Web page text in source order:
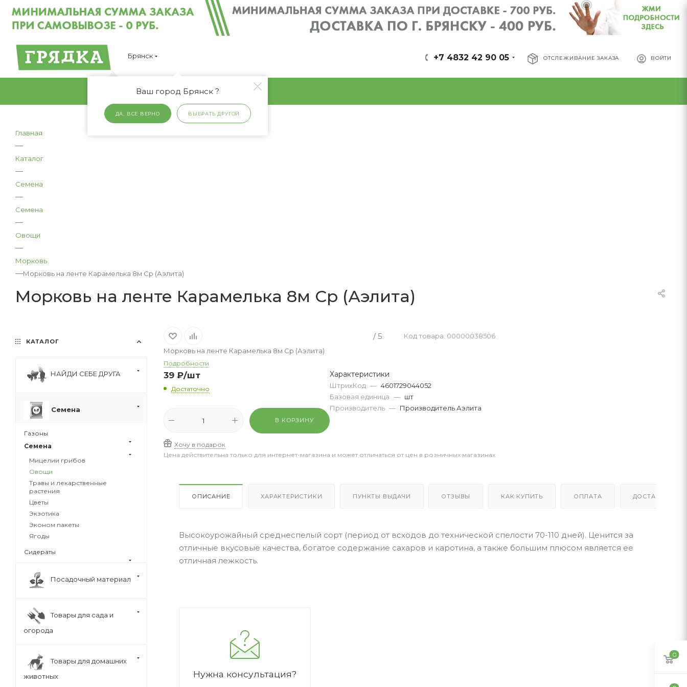
Брянск
Ваш город Брянск ?
ДА, ВСЕ ВЕРНО ВЫБРАТЬ ДРУГОЙ
ОТСЛЕЖИВАНИЕ ЗАКАЗА ВОЙТИ
+7 4832 42 90 05
Главная
—
Каталог
—
Семена
—
Семена
—
Овощи
—
Морковь
—Морковь на ленте Карамелька 8м Ср (Аэлита)
Морковь на ленте Карамелька 8м Ср (Аэлита)
/ 5
Код товара: 00000038506
Морковь на ленте Карамелька 8м Ср (Аэлита)
Подробности
39 ₽/шт
Достаточно
В КОРЗИНУ
Хочу в подарок
Характеристики
ШтрихКод — 4601729044052
Базовая единица — шт
Производитель — Производитель Аэлита
Цена действительна только для интернет-магазина и может отличаться от цен в розничных магазинах
ОПИСАНИЕ ХАРАКТЕРИСТИКИ ПУНКТЫ ВЫДАЧИ ОТЗЫВЫ КАК КУПИТЬ ОПЛАТА ДОСТАВКА
Высокоурожайный среднеспелый сорт (период от всходов до технической спелости 70-110 дней). Ценится за
отличные вкусовые качества, богатое содержание сахаров и каротина, а также большим плюсом является ее
отличная лежкость.
Нужна консультация?
КАТАЛОГ
НАЙДИ СЕБЕ ДРУГА
Семена
Газоны
Семена
Мицелии грибов
Овощи
Травы и лекарственные
растения
Цветы
Экзотика
Эконом пакеты
Ягоды
Сидераты
Посадочный материал
Товары для сада и
огорода
Товары для домашних
животных
0